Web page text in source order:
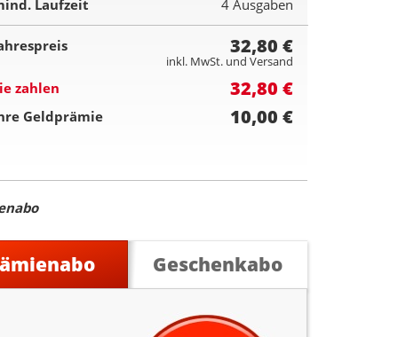
Laufzeit 4 Ausgaben
32,80 €
inkl. MwSt. und Versand
zahlen 32,80 €
Geldprämie 10,00 €
Geschenkabo